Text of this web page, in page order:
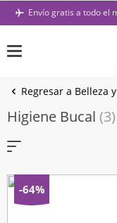
Saltar
Envío gratis a todo el
Regresar a Belleza
Higiene Bucal (3)
-64%